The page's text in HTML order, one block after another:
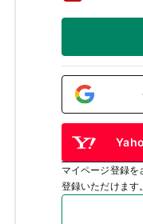
マイページ登録
登録いただけます。